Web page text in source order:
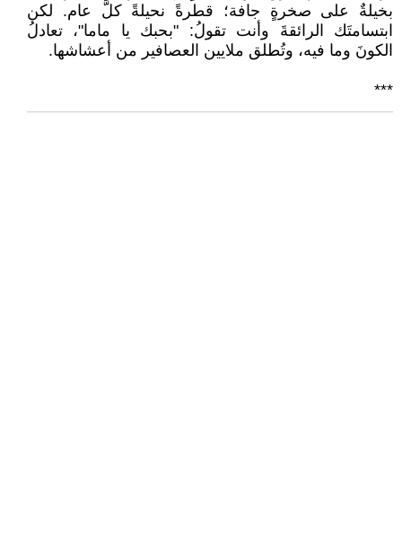
بخيلةٌ على صخرةٍ جافة؛ قطرةً نحيلةً كلَّ عام. لكن
ابتسامتَك الرائقةَ وأنت تقولُ: "بحبك يا ماما"، تعادلُ
الكونَ وما فيه، وتُطلق ملايين العصافير من أعشاشها.
***